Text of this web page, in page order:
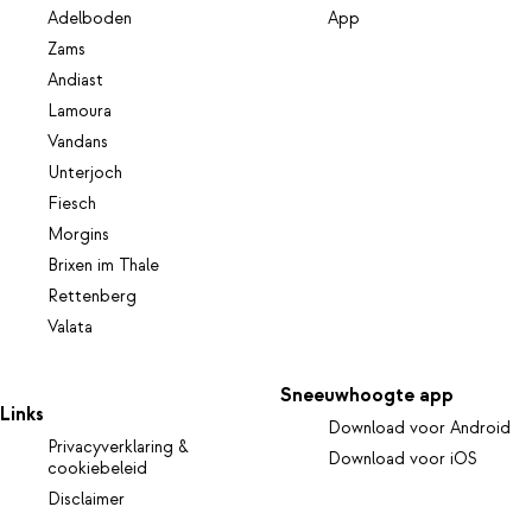
Adelboden
Zams
Andiast
Lamoura
Vandans
Unterjoch
Fiesch
Morgins
Brixen im Thale
Rettenberg
Valata
App
Links
Privacyverklaring &
cookiebeleid
Disclaimer
Sneeuwhoogte app
Download voor Android
Download voor iOS